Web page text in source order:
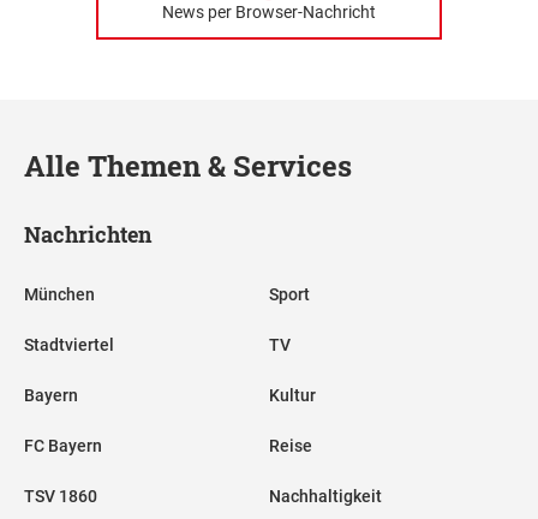
News per Browser-Nachricht
Alle Themen & Services
Nachrichten
München
Stadtviertel
Bayern
FC Bayern
TSV 1860
Sport
TV
Kultur
Reise
Nachhaltigkeit